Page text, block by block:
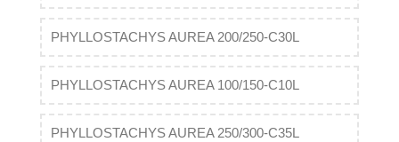
PHYLLOSTACHYS AUREA 200/250-C30L
PHYLLOSTACHYS AUREA 100/150-C10L
PHYLLOSTACHYS AUREA 250/300-C35L